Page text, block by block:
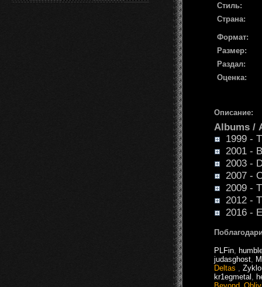
Стиль:
Страна:
Формат:
Размер:
Раздал:
Оценка:
Описание:
Albums /
1999 -
2001 -
2003 -
2007 -
2009 -
2012 -
2016 -
PLFin
judasghost
Deltas
kr1egmetal